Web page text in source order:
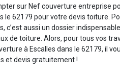
sur Nef couverture entreprise
le 62179 pour votre devis toiture.
c’est aussi un dossier
de toiture. Alors, pour tous vos
à Escalles dans le 62179, il
et devis gratuitement !